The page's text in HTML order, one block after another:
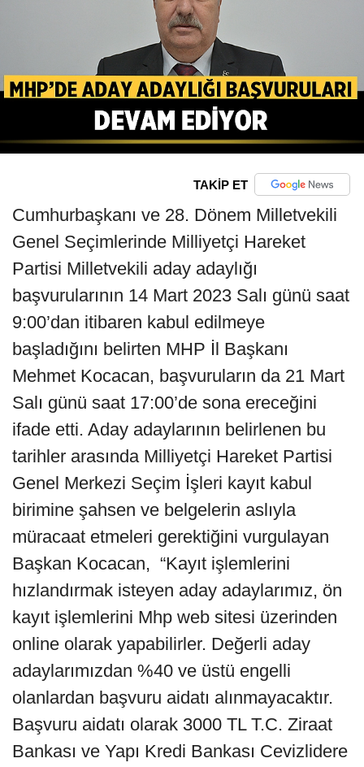
TAKİP ET
Cumhurbaşkanı ve 28. Dönem Milletvekili
Genel Seçimlerinde Milliyetçi Hareket
Partisi Milletvekili aday adaylığı
başvurularının 14 Mart 2023 Salı günü saat
9:00’dan itibaren kabul edilmeye
başladığını belirten MHP İl Başkanı
Mehmet Kocacan, başvuruların da 21 Mart
Salı günü saat 17:00’de sona ereceğini
ifade etti. Aday adaylarının belirlenen bu
tarihler arasında Milliyetçi Hareket Partisi
Genel Merkezi Seçim İşleri kayıt kabul
birimine şahsen ve belgelerin aslıyla
müracaat etmeleri gerektiğini vurgulayan
Başkan Kocacan, “Kayıt işlemlerini
hızlandırmak isteyen aday adaylarımız, ön
kayıt işlemlerini Mhp web sitesi üzerinden
online olarak yapabilirler. Değerli aday
adaylarımızdan %40 ve üstü engelli
olanlardan başvuru aidatı alınmayacaktır.
Başvuru aidatı olarak 3000 TL T.C. Ziraat
Bankası ve Yapı Kredi Bankası Cevizlidere